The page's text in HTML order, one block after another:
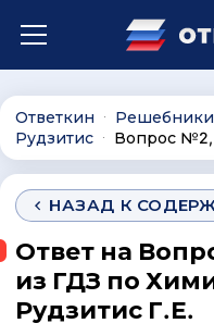
Ответкин ∙ Решебники
Рудзитис ∙ Вопрос №2,
НАЗАД К
Ответ на
из ГДЗ по
Рудзитис Г.Е.